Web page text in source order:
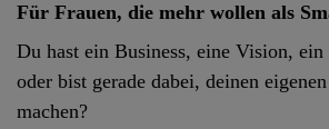
Für Frauen, die mehr wollen als
Du hast ein Business, eine Vision,
oder bist gerade dabei, deinen
machen?